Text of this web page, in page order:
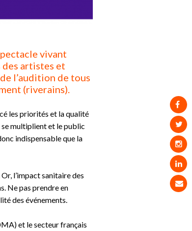
vivant
artistes et
l’audition de tous
(riverains).
les priorités et la qualité
multiplient et le public
indispensable que la
l’impact sanitaire des
Ne pas prendre en
des événements.
et le secteur français